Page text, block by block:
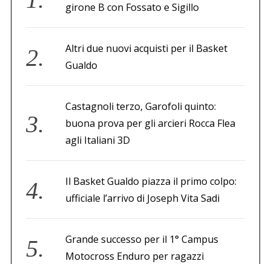
girone B con Fossato e Sigillo
Altri due nuovi acquisti per il Basket
Gualdo
Castagnoli terzo, Garofoli quinto:
buona prova per gli arcieri Rocca Flea
agli Italiani 3D
Il Basket Gualdo piazza il primo colpo:
ufficiale l’arrivo di Joseph Vita Sadi
Grande successo per il 1° Campus
Motocross Enduro per ragazzi